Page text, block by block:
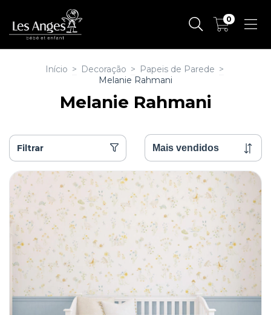
0
Início > Decoração > Papeis de Parede >
Melanie Rahmani
Melanie Rahmani
Filtrar